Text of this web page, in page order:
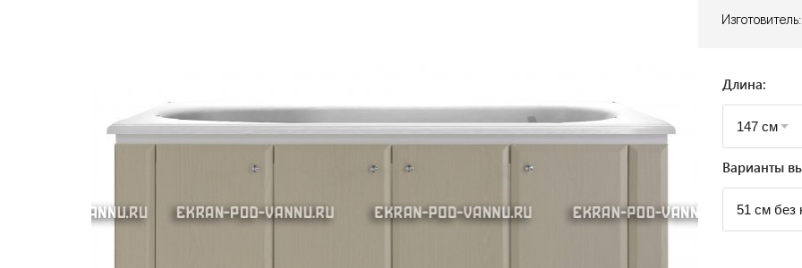
Изготовитель:
Длина:
Варианты